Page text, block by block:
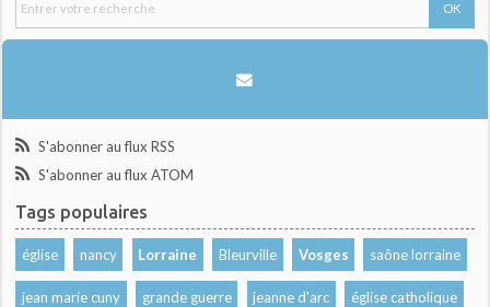
S'abonner au flux RSS
S'abonner au flux ATOM
Tags populaires
église nancy Lorraine Bleurville Vosges saône lorraine
jean marie cuny grande guerre jeanne d'arc église catholique